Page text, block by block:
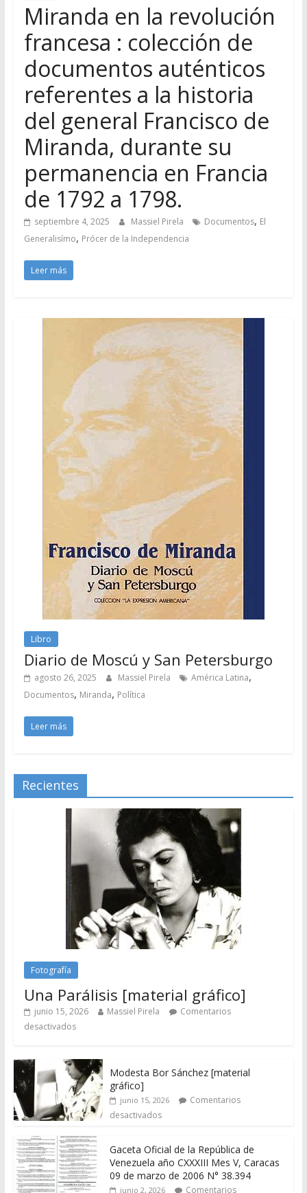
Miranda en la revolución
francesa : colección de
documentos auténticos
referentes a la historia
del general Francisco de
Miranda, durante su
permanencia en Francia
de 1792 a 1798.
septiembre 4, 2025 Massiel Pirela Documentos, El
Generalisímo, Prócer de la Independencia
Leer más
Libro
Diario de Moscú y San Petersburgo
agosto 26, 2025 Massiel Pirela América Latina,
Documentos, Miranda, Política
Leer más
Recientes
Fotografía
Una Parálisis [material gráfico]
junio 15, 2026 Massiel Pirela
Comentarios
desactivados
Modesta Bor Sánchez [material
gráfico]
junio 15, 2026
Comentarios
desactivados
Gaceta Oficial de la República de
Venezuela año CXXXIII Mes V, Caracas
09 de marzo de 2006 N° 38.394
junio 2, 2026 Comentarios